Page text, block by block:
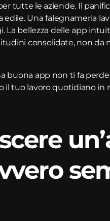
tutte le aziende. Il
Una falegnameria
La bellezza delle app
consolidate, non da
buona app non ti fa
il tuo lavoro quotidiano in